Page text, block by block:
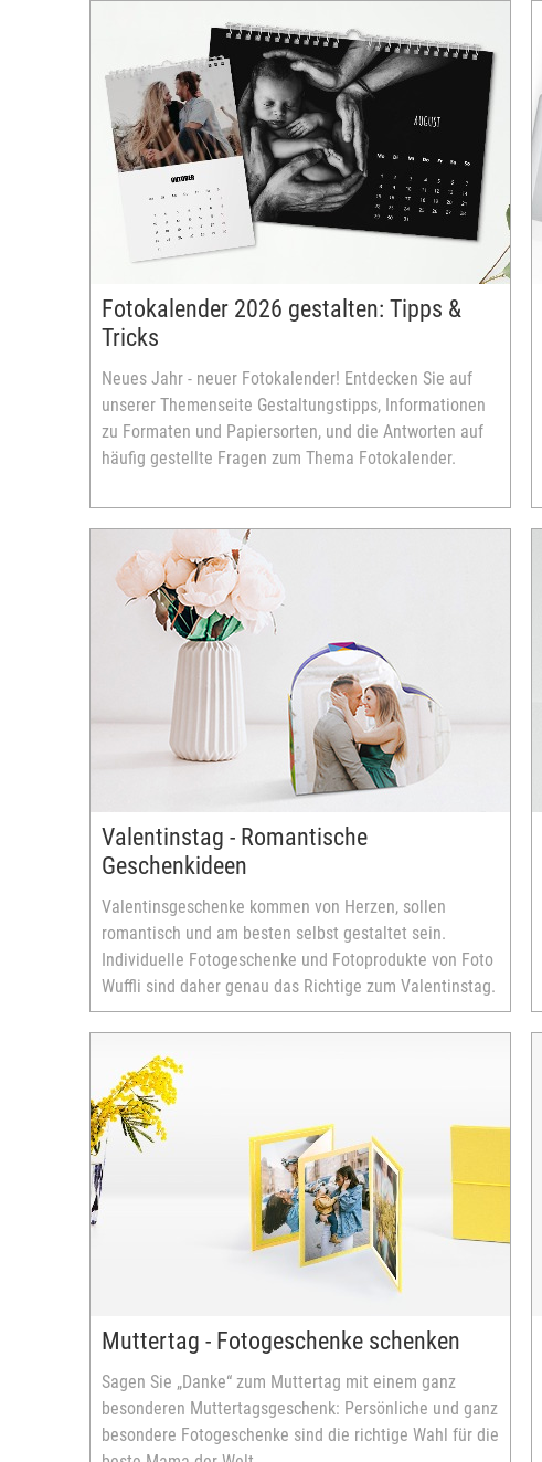
Fotokalender 2026 gestalten: Tipps &
Tricks
Neues Jahr - neuer Fotokalender! Entdecken Sie auf
unserer Themenseite Gestaltungstipps, Informationen
zu Formaten und Papiersorten, und die Antworten auf
häufig gestellte Fragen zum Thema Fotokalender.
Valentinstag - Romantische
Geschenkideen
Valentinsgeschenke kommen von Herzen, sollen
romantisch und am besten selbst gestaltet sein.
Individuelle Fotogeschenke und Fotoprodukte von Foto
Wuffli sind daher genau das Richtige zum Valentinstag.
Muttertag - Fotogeschenke schenken
Sagen Sie „Danke“ zum Muttertag mit einem ganz
besonderen Muttertagsgeschenk: Persönliche und ganz
besondere Fotogeschenke sind die richtige Wahl für die